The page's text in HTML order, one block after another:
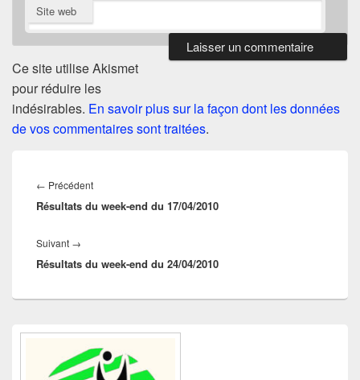
Site web
Ce site utilise Akismet
pour réduire les
indésirables. En savoir plus sur la façon dont les données
de vos commentaires sont traitées.
de
l’article
← PrécédentArticle
précédent :
Résultats du week-end du 17/04/2010
Suivant →
suivant :
Résultats du week-end du 24/04/2010
Zone